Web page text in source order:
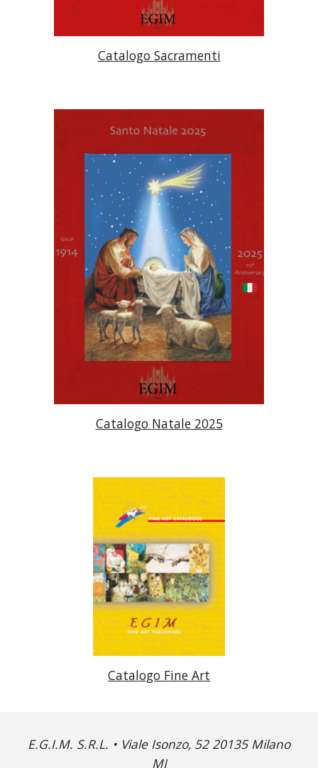
Catalogo Sacramenti
Catalogo Natale2025
Catalogo Fine Art
E.G.I.M. S.R.L. • Viale Isonzo, 52 20135 Milano
MI